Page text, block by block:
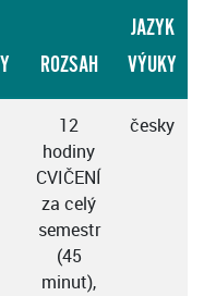
ROZSAH
JAZYK
VÝUKY
12
hodiny
CVIČENÍ
za celý
semestr
(45
minut),
česky